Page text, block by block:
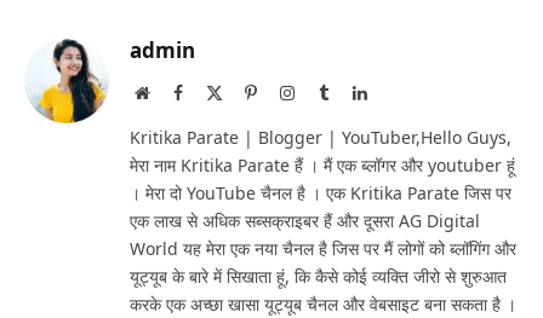
admin
WebsiteFacebook PinterestInstagram
TumblrLinkedIn
Kritika Parate | Blogger | YouTuber,Hello Guys,
मेरा नाम Kritika Parate हैं । मैं एक ब्लॉगर और youtuber हूं
। मेरा दो YouTube चैनल है । एक Kritika Parate जिस पर
एक लाख से अधिक सब्सक्राइबर हैं और दूसरा AG Digital
World यह मेरा एक नया चैनल है जिस पर मैं लोगों को ब्लॉगिंग और
यूट्यूब के बारे में सिखाता हूं, कि कैसे कोई व्यक्ति जीरो से शुरुआत
करके एक अच्छा खासा यूट्यूब चैनल और वेबसाइट बना सकता है ।